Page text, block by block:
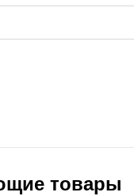
товары